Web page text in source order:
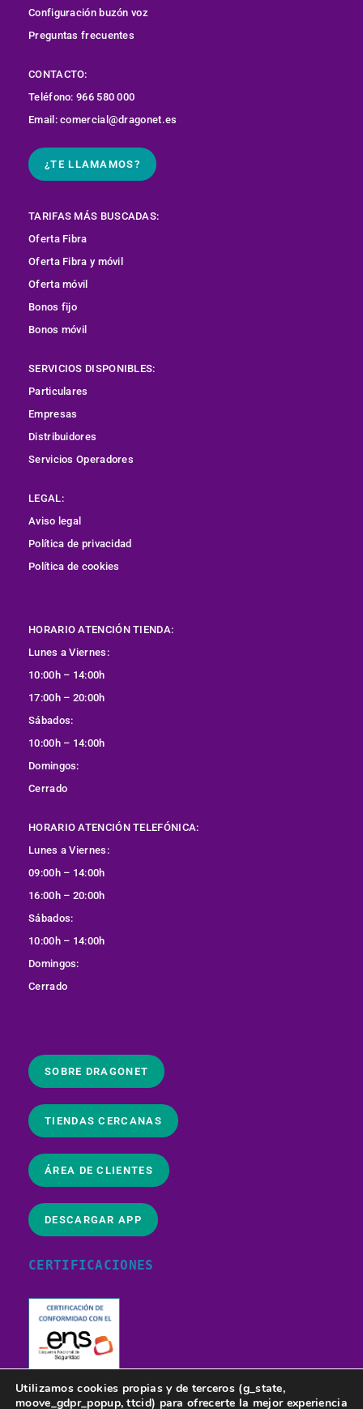
Configuración buzón voz
Preguntas frecuentes
CONTACTO:
Teléfono: 966 580 000
Email: comercial@dragonet.es
¿TE LLAMAMOS?
TARIFAS MÁS BUSCADAS:
Oferta Fibra
Oferta Fibra y móvil
Oferta móvil
Bonos fijo
Bonos móvil
SERVICIOS DISPONIBLES:
Particulares
Empresas
Distribuidores
Servicios Operadores
LEGAL:
Aviso legal
Política de privacidad
Política de cookies
HORARIO ATENCIÓN TIENDA:
Lunes a Viernes:
10:00h – 14:00h
17:00h – 20:00h
Sábados:
10:00h – 14:00h
Domingos:
Cerrado
HORARIO ATENCIÓN TELEFÓNICA:
Lunes a Viernes:
09:00h – 14:00h
16:00h – 20:00h
Sábados:
10:00h – 14:00h
Domingos:
Cerrado
SOBRE DRAGONET
TIENDAS CERCANAS
ÁREA DE CLIENTES
DESCARGAR APP
CERTIFICACIONES
Utilizamos cookies propias y de terceros (g_state,
moove_gdpr_popup, ttcid) para ofrecerte la mejor experiencia